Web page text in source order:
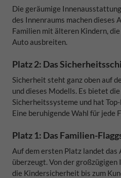
Die geräumige
des Innenraums machen dieses
Familien mit älteren Kindern,
Auto ausbreiten.
Platz 2: Das
Sicherheit steht ganz oben auf
und dieses Modells. Es bietet
Sicherheitssysteme und hat
Eine beruhigende Wahl für jede
Platz 1: Das Familien-
Auf dem ersten Platz landet das
überzeugt. Von der
die Kindersicherheit bis zum